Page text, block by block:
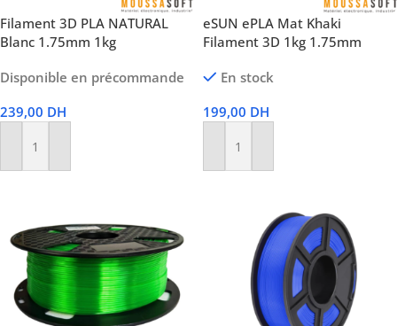
Filament 3D PLA NATURAL
Blanc 1.75mm 1kg
Disponible en précommande
239,00 DH
Ajouter Au Panier
eSUN ePLA Mat Khaki
Filament 3D 1kg 1.75mm
En stock
199,00 DH
Ajouter Au Panier